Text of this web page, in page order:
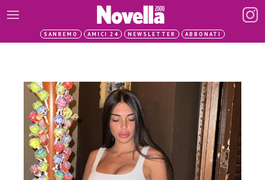
SANREMO AMICI 24 NEWSLETTER ABBONATI